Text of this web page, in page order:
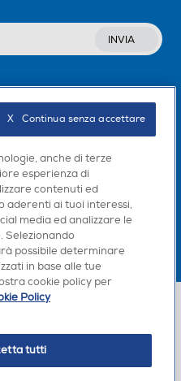
INVIA
6/a 20156 Milano
anche di terze
esperienza di
contenuti ed
aderenti ai tuoi interessi,
media ed analizzare le
Selezionando
possibile determinare
in base alle tue
cookie policy per
Policy
tutti
X   Continua senza accettare